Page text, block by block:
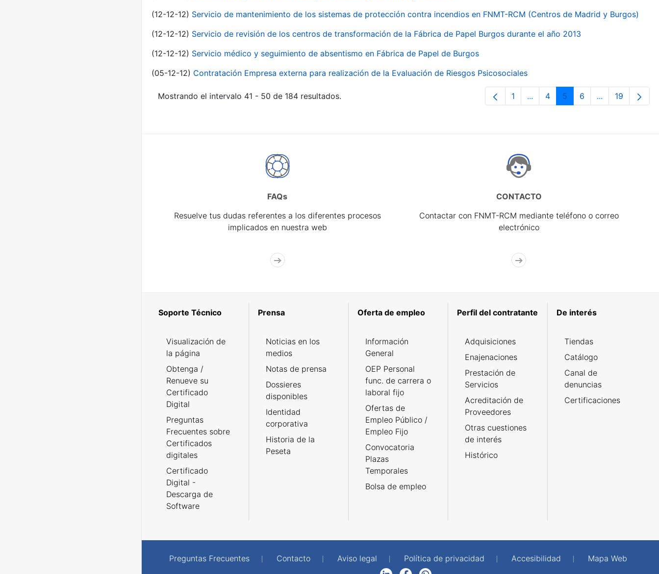
(12-12-12) Servicio de mantenimiento de los sistemas de protección contra incendios en FNMT-RCM (Centros de Madrid y Burgos)
(12-12-12) Servicio de revisión de los centros de transformación de la Fábrica de Papel Burgos durante el año 2013
(12-12-12) Servicio médico y seguimiento de absentismo en Fábrica de Papel de Burgos
(05-12-12) Contratación Empresa externa para realización de la Evaluación de Riesgos Psicosociales
Mostrando el intervalo 41 - 50 de 184 resultados. Página
1 ...Páginas intermedias Use TAB
Página
4 Página
5 Página
6 ...PáginasPágina
19
FAQs
Resuelve tus dudas referentes a los diferentes procesos
implicados en nuestra web
CONTACTO
Contactar con FNMT-RCM mediante teléfono o correo
electrónico
Soporte Técnico
Visualización de
la página
Obtenga /
Renueve su
Certificado
Digital
Preguntas
Frecuentes sobre
Certificados
digitales
Certificado
Digital -
Descarga de
Software
Prensa
Noticias en los
medios
Notas de prensa
Dossieres
disponibles
Identidad
corporativa
Historia de la
Peseta
Oferta de empleo
Información
General
OEP Personal
func. de carrera o
laboral fijo
Ofertas de
Empleo Público /
Empleo Fijo
Convocatoria
Plazas
Temporales
Bolsa de empleo
Perfil del contratante
Adquisiciones
Enajenaciones
Prestación de
Servicios
Acreditación de
Proveedores
Otras cuestiones
de interés
Histórico
De interés
Tiendas
Catálogo
Canal de
denuncias
Certificaciones
Preguntas Frecuentes Contacto Aviso legal Política de privacidad Accesibilidad
Mapa Web